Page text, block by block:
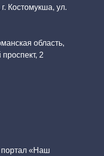
Костомукша, ул.
область,
2
«Наш